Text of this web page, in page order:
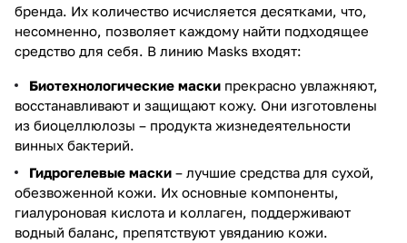
бренда. Их количество исчисляется десятками, что,
несомненно, позволяет каждому найти подходящее
средство для себя. В линию Masks входят:
Биотехнологические маски прекрасно увлажняют,
восстанавливают и защищают кожу. Они изготовлены
из биоцеллюлозы – продукта жизнедеятельности
винных бактерий.
Гидрогелевые маски – лучшие средства для сухой,
обезвоженной кожи. Их основные компоненты,
гиалуроновая кислота и коллаген, поддерживают
водный баланс, препятствуют увяданию кожи.